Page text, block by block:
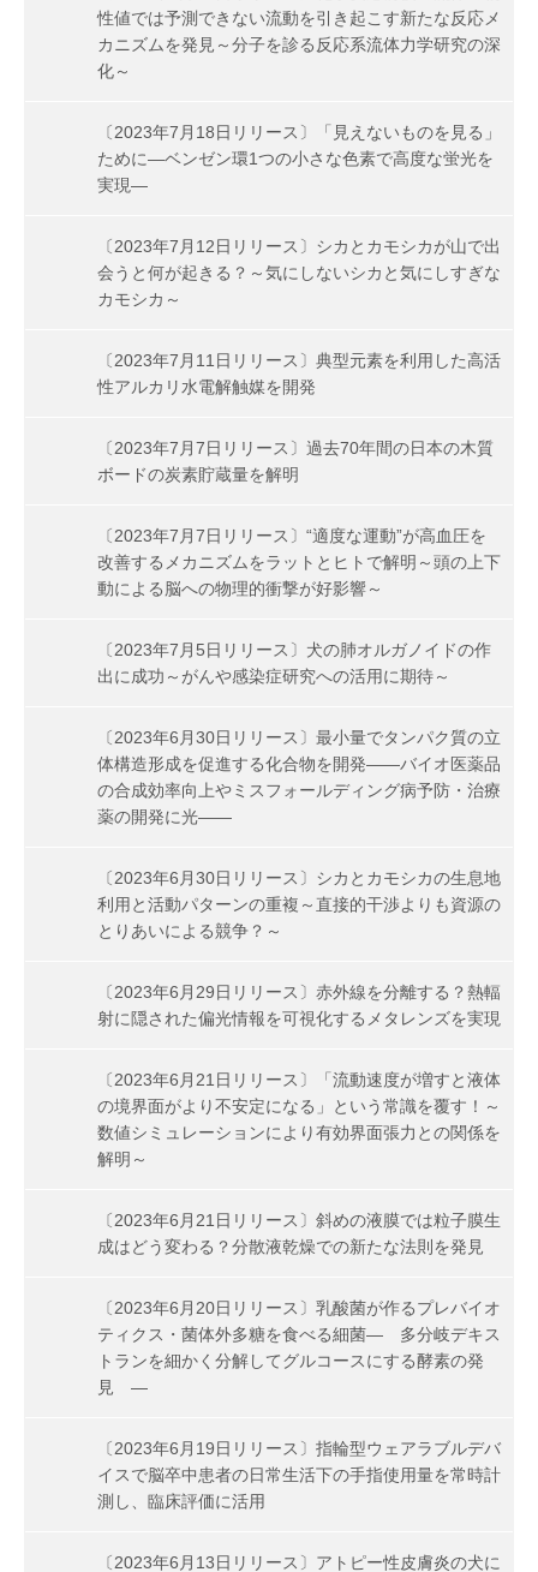
性値では予測できない流動を引き起こす新たな反応メ
カニズムを発見～分子を診る反応系流体力学研究の深
化～
〔2023年7月18日リリース〕「見えないものを見る」
ために―ベンゼン環1つの小さな色素で高度な蛍光を
実現―
〔2023年7月12日リリース〕シカとカモシカが山で出
会うと何が起きる？～気にしないシカと気にしすぎな
カモシカ～
〔2023年7月11日リリース〕典型元素を利用した高活
性アルカリ水電解触媒を開発
〔2023年7月7日リリース〕過去70年間の日本の木質
ボードの炭素貯蔵量を解明
〔2023年7月7日リリース〕“適度な運動”が高血圧を
改善するメカニズムをラットとヒトで解明～頭の上下
動による脳への物理的衝撃が好影響～
〔2023年7月5日リリース〕犬の肺オルガノイドの作
出に成功～がんや感染症研究への活用に期待～
〔2023年6月30日リリース〕最小量でタンパク質の立
体構造形成を促進する化合物を開発――バイオ医薬品
の合成効率向上やミスフォールディング病予防・治療
薬の開発に光――
〔2023年6月30日リリース〕シカとカモシカの生息地
利用と活動パターンの重複～直接的干渉よりも資源の
とりあいによる競争？～
〔2023年6月29日リリース〕赤外線を分離する？熱輻
射に隠された偏光情報を可視化するメタレンズを実現
〔2023年6月21日リリース〕「流動速度が増すと液体
の境界面がより不安定になる」という常識を覆す！～
数値シミュレーションにより有効界面張力との関係を
解明～
〔2023年6月21日リリース〕斜めの液膜では粒子膜生
成はどう変わる？分散液乾燥での新たな法則を発見
〔2023年6月20日リリース〕乳酸菌が作るプレバイオ
ティクス・菌体外多糖を食べる細菌― 多分岐デキス
トランを細かく分解してグルコースにする酵素の発
見 ―
〔2023年6月19日リリース〕指輪型ウェアラブルデバ
イスで脳卒中患者の日常生活下の手指使用量を常時計
測し、臨床評価に活用
〔2023年6月13日リリース〕アトピー性皮膚炎の犬に